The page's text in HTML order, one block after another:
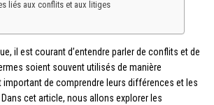
liés aux conflits et aux litiges
il est courant d’entendre parler de conflits et de
soient souvent utilisés de manière
important de comprendre leurs différences et les
cet article, nous allons explorer les